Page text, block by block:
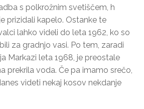
s polkrožnim svetiščem, h
prizidali kapelo. Ostanke te
lahko videli do leta 1962, ko so
za gradnjo vasi. Po tem, zaradi
Markazi leta 1968, je preostale
prekrila voda. Če pa imamo srečo,
videti nekaj kosov nekdanje